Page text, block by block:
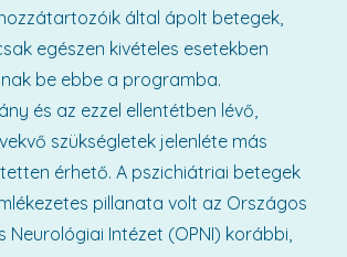
által ápolt betegek,
egészen kivételes esetekben
be ebbe a programba.
és az ezzel ellentétben lévő,
szükségletek jelenléte más
érhető. A pszichiátriai betegek
pillanata volt az Országos
Neurológiai Intézet (OPNI) korábbi,